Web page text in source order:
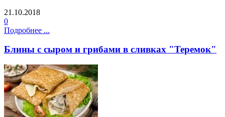
21.10.2018
0
Подробнее ...
Блины с сыром и грибами в сливках "Теремок"